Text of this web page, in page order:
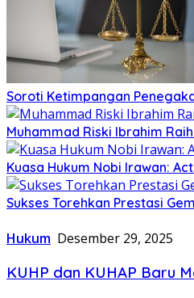
Soroti Ketimpangan
Muhammad Riski Ibrahim
Kuasa Hukum Nobi Irawan:
Sukses Torehkan Prestasi
Hukum Desember 29, 2025
KUHP dan KUHAP Baru